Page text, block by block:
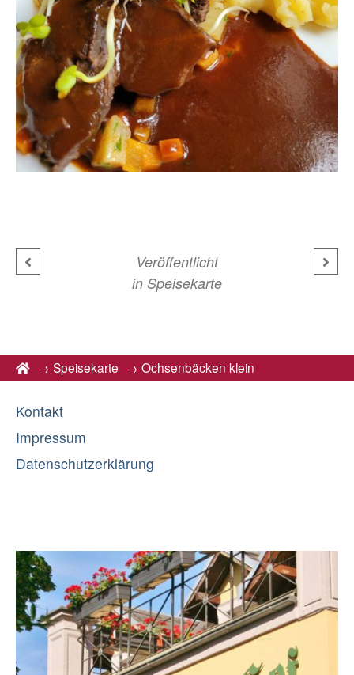
Veröffentlicht
in Speisekarte
→ Speisekarte → Ochsenbäcken klein
Kontakt
Impressum
Datenschutzerklärung